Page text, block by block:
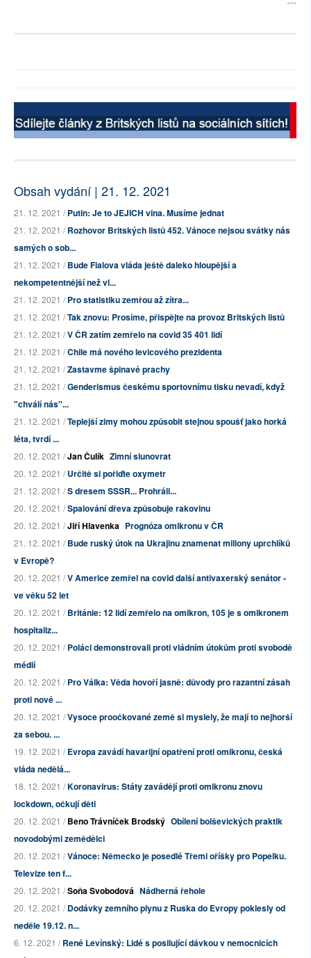
Obsah vydání | 21. 12. 2021
21. 12. 2021 /Putin: Je to JEJICH vina. Musíme jednat
21. 12. 2021 /Rozhovor Britských listů 452. Vánoce nejsou svátky nás
samých o sob...
21. 12. 2021 /Bude Fialova vláda ještě daleko hloupější a
nekompetentnější než vl...
21. 12. 2021 /Pro statistiku zemřou až zítra...
21. 12. 2021 /Tak znovu: Prosíme, přispějte na provoz Britských listů
21. 12. 2021 /V ČR zatím zemřelo na covid 35 401 lidí
21. 12. 2021 /Chile má nového levicového prezidenta
21. 12. 2021 /Zastavme špinavé prachy
21. 12. 2021 /Genderismus českému sportovnímu tisku nevadí, když
"chválí nás"...
21. 12. 2021 /Teplejší zimy mohou způsobit stejnou spoušť jako horká
léta, tvrdí ...
20. 12. 2021 /Jan Čulík Zimní slunovrat
20. 12. 2021 /Určitě si pořiďte oxymetr
21. 12. 2021 /S dresem SSSR... Prohráli...
20. 12. 2021 /Spalování dřeva způsobuje rakovinu
20. 12. 2021 /Jiří Hlavenka Prognóza omikronu v ČR
21. 12. 2021 /Bude ruský útok na Ukrajinu znamenat miliony uprchlíků
v Evropě?
20. 12. 2021 /V Americe zemřel na covid další antivaxerský senátor -
ve věku 52 let
20. 12. 2021 /Británie: 12 lidí zemřelo na omikron, 105 je s omikronem
hospitaliz...
20. 12. 2021 /Poláci demonstrovali proti vládním útokům proti svobodě
médií
20. 12. 2021 /Pro Válka: Věda hovoří jasně: důvody pro razantní zásah
proti nové ...
20. 12. 2021 /Vysoce proočkované země si myslely, že mají to nejhorší
za sebou. ...
19. 12. 2021 /Evropa zavádí havarijní opatření proti omikronu, česká
vláda nedělá...
18. 12. 2021 /Koronavirus: Státy zavádějí proti omikronu znovu
lockdown, očkují děti
20. 12. 2021 /Beno Trávníček Brodský Obílení bolševických praktik
novodobými zemědělci
20. 12. 2021 /Vánoce: Německo je posedlé Třemi oříšky pro Popelku.
Televize ten f...
20. 12. 2021 /Soňa Svobodová Nádherná řehole
20. 12. 2021 /Dodávky zemního plynu z Ruska do Evropy poklesly od
neděle 19.12. n...
6. 12. 2021 /René Levínský: Lidé s posilující dávkou v nemocnicích